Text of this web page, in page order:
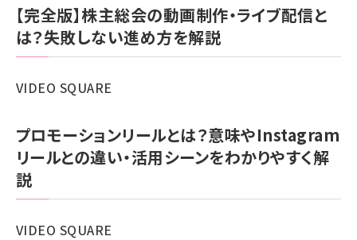
ト
に
関
る
事
の
【完全版】株主総会の動画制作・ライブ配信と
は？失敗しない進め方を解説
VIDEO SQUARE
プロモーションリールとは？意味やInstagram
リールとの違い・活用シーンをわかりやすく解
説
VIDEO SQUARE